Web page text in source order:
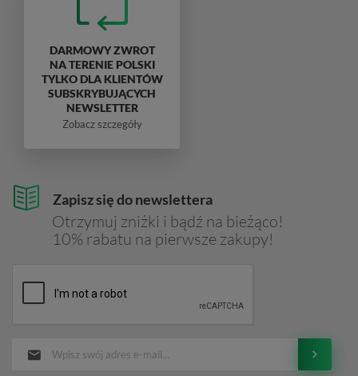
Zapisz się do newslettera
Otrzymuj zniżki i bądź na bieżąco!
10% rabatu na pierwsze zakupy!
DARMOWY ZWROT
NA TERENIE POLSKI
TYLKO DLA KLIENTÓW
SUBSKRYBUJĄCYCH
NEWSLETTER
Zobacz szczegóły